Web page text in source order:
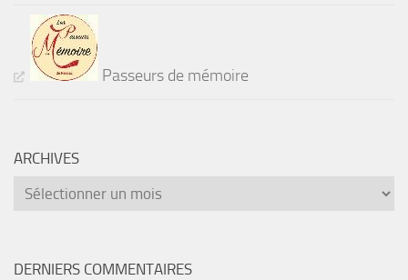
Passeurs de mémoire
ARCHIVES
Archives
DERNIERS COMMENTAIRES